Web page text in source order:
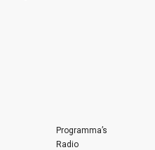
Programma’s
Radio